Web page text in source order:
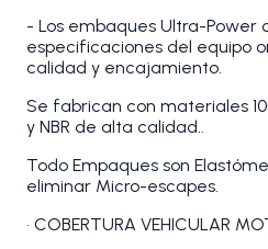
- Los embaques Ultra-Power
especificaciones del equipo
calidad y encajamiento.
Se fabrican con materiales
y NBR de alta calidad..
Todo Empaques son
eliminar Micro-escapes.
• COBERTURA VEHICULAR